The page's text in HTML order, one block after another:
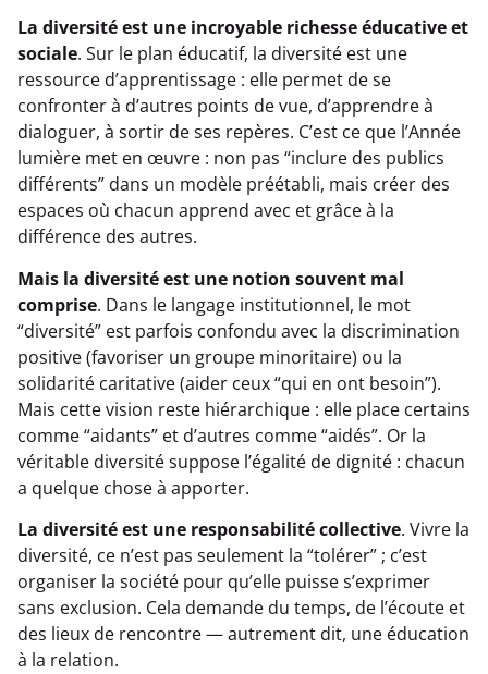
La diversité est une incroyable richesse éducative et
sociale. Sur le plan éducatif, la diversité est une
ressource d’apprentissage : elle permet de se
confronter à d’autres points de vue, d’apprendre à
dialoguer, à sortir de ses repères. C’est ce que l’Année
lumière met en œuvre : non pas “inclure des publics
différents” dans un modèle préétabli, mais créer des
espaces où chacun apprend avec et grâce à la
différence des autres.
Mais la diversité est une notion souvent mal
comprise. Dans le langage institutionnel, le mot
“diversité” est parfois confondu avec la discrimination
positive (favoriser un groupe minoritaire) ou la
solidarité caritative (aider ceux “qui en ont besoin”).
Mais cette vision reste hiérarchique : elle place certains
comme “aidants” et d’autres comme “aidés”. Or la
véritable diversité suppose l’égalité de dignité : chacun
a quelque chose à apporter.
La diversité est une responsabilité collective. Vivre la
diversité, ce n’est pas seulement la “tolérer” ; c’est
organiser la société pour qu’elle puisse s’exprimer
sans exclusion. Cela demande du temps, de l’écoute et
des lieux de rencontre — autrement dit, une éducation
à la relation.